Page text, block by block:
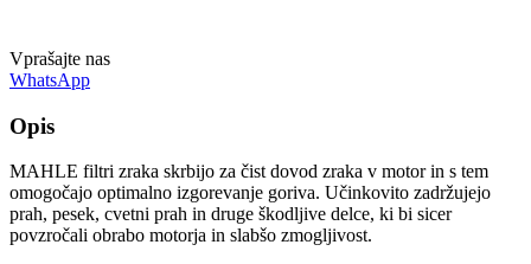
Vprašajte nas
WhatsApp
Opis
MAHLE filtri zraka skrbijo za čist dovod zraka v motor in s tem
omogočajo optimalno izgorevanje goriva. Učinkovito zadržujejo
prah, pesek, cvetni prah in druge škodljive delce, ki bi sicer
povzročali obrabo motorja in slabšo zmogljivost.